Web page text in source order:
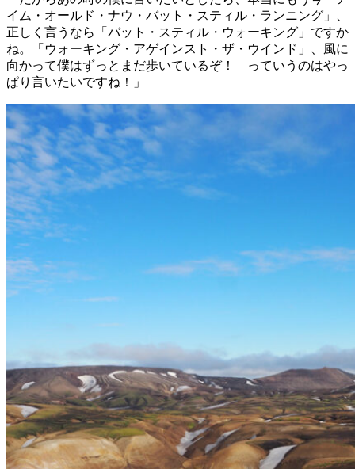
イム・オールド・ナウ・バット・スティル・ランニング」、
正しく言うなら「バット・スティル・ウォーキング」ですか
ね。「ウォーキング・アゲインスト・ザ・ウインド」、風に
向かって僕はずっとまだ歩いているぞ！ っていうのはやっ
ぱり言いたいですね！」